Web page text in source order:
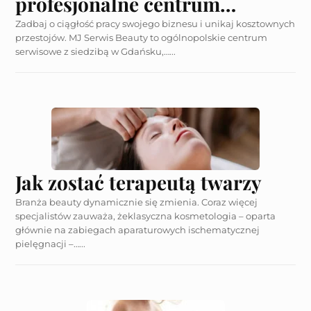
serwisowe Twojej kliniki.
Serwis Hi-Tech oraz systemy
Zadbaj o ciągłość pracy swojego biznesu i unikaj kosztownych
przestojów. MJ Serwis Beauty to ogólnopolskie centrum
serwisowe z siedzibą w Gdańsku,…...
Jak zostać terapeutą twarzy
Branża beauty dynamicznie się zmienia. Coraz więcej
specjalistów zauważa, żeklasyczna kosmetologia – oparta
głównie na zabiegach aparaturowych ischematycznej
pielęgnacji –…...